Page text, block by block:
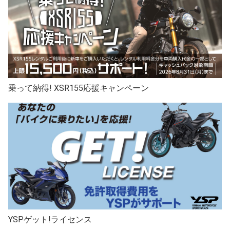
乗って納得! XSR155応援キャンペーン
YSPゲット!ライセンス